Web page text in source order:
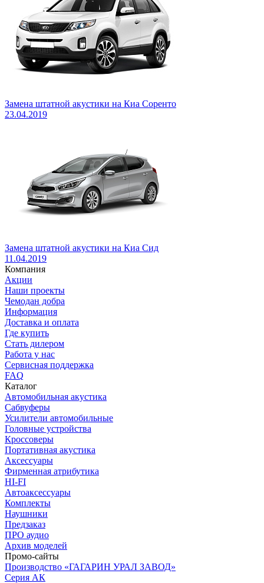
Замена штатной акустики на Киа Соренто
23.04.2019
Замена штатной акустики на Киа Сид
11.04.2019
Компания
Акции
Наши проекты
Чемодан добра
Информация
Доставка и оплата
Где купить
Стать дилером
Работа у нас
Сервисная поддержка
FAQ
Каталог
Автомобильная акустика
Сабвуферы
Усилители автомобильные
Головные устройства
Кроссоверы
Портативная акустика
Аксессуары
Фирменная атрибутика
HI-FI
Автоаксессуары
Комплекты
Наушники
Предзаказ
ПРО аудио
Архив моделей
Промо-сайты
Производство «ГАГАРИН УРАЛ ЗАВОД»
Серия АК